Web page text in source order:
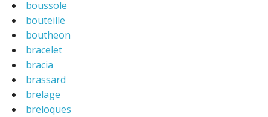
boussole
bouteille
boutheon
bracelet
bracia
brassard
brelage
breloques